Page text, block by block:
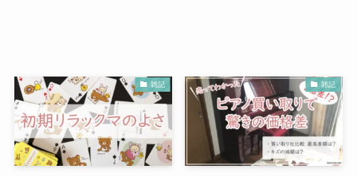
雑記 雑記